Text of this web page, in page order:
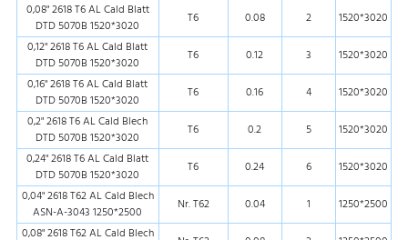
0,08" 2618 T6 AL Cald Blatt
DTD 5070B 1520*3020
T6 0.08 2
1520*3020
0,12" 2618 T6 AL Cald Blatt
DTD 5070B 1520*3020
T6 0.12 3
1520*3020
0,16" 2618 T6 AL Cald Blatt
DTD 5070B 1520*3020
T6 0.16 4
1520*3020
0,2" 2618 T6 AL Cald Blech
DTD 5070B 1520*3020
T6 0.2 5
1520*3020
0,24" 2618 T6 AL Cald Blatt
DTD 5070B 1520*3020
T6 0.24 6
1520*3020
0,04" 2618 T62 AL Cald Blech
ASN-A-3043 1250*2500
Nr. T62 0.04 1
1250*2500
0,08" 2618 T62 AL Cald Blech